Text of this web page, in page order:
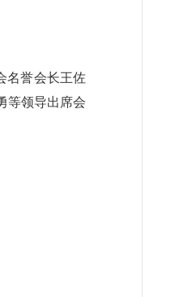
名誉会长王佐
等领导出席会